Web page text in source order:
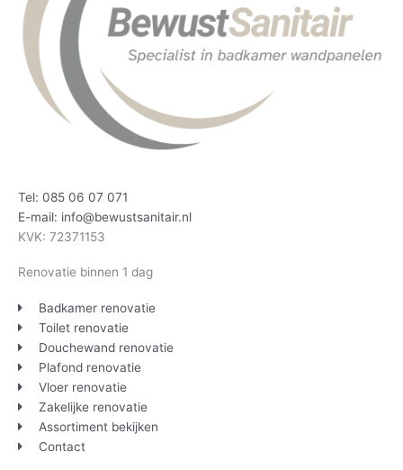
Tel: 085 06 07 071
E-mail: info@bewustsanitair.nl
KVK: 72371153
Renovatie binnen 1 dag
Badkamer renovatie
Toilet renovatie
Douchewand renovatie
Plafond renovatie
Vloer renovatie
Zakelijke renovatie
Assortiment bekijken
Contact